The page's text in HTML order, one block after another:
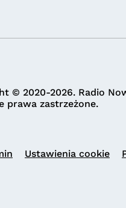
© 2020-2026. Radio
prawa zastrzeżone.
Ustawienia cookie